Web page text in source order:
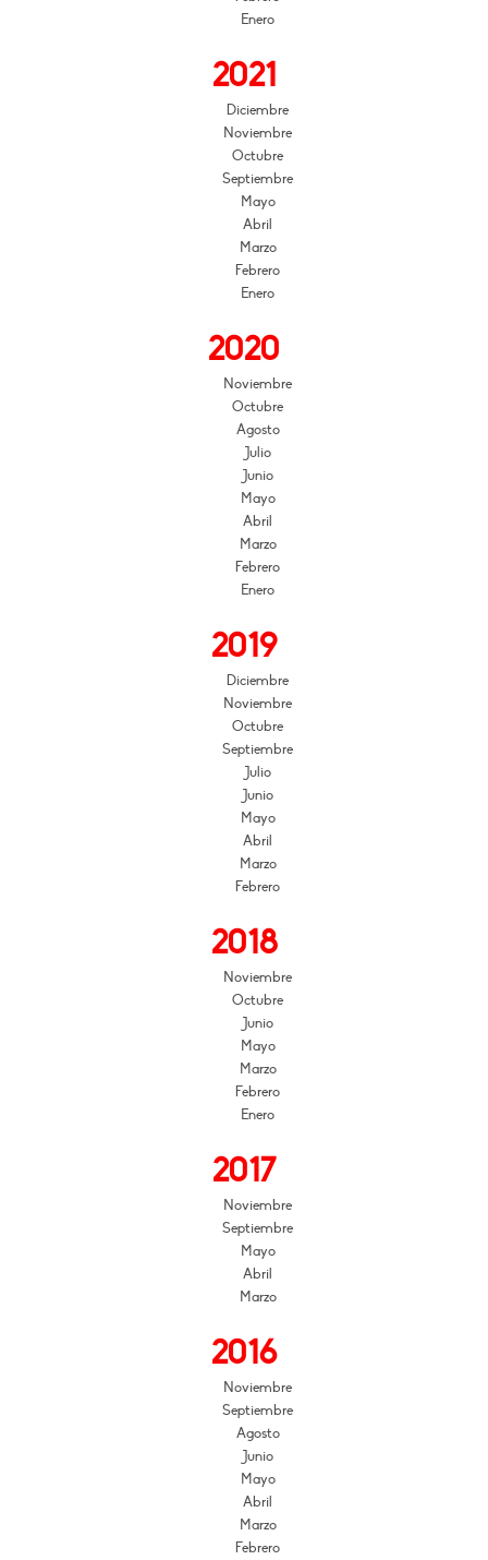
Enero
2021
Diciembre
Noviembre
Octubre
Septiembre
Mayo
Abril
Marzo
Febrero
Enero
2020
Noviembre
Octubre
Agosto
Julio
Junio
Mayo
Abril
Marzo
Febrero
Enero
2019
Diciembre
Noviembre
Octubre
Septiembre
Julio
Junio
Mayo
Abril
Marzo
Febrero
2018
Noviembre
Octubre
Junio
Mayo
Marzo
Febrero
Enero
2017
Noviembre
Septiembre
Mayo
Abril
Marzo
2016
Noviembre
Septiembre
Agosto
Junio
Mayo
Abril
Marzo
Febrero